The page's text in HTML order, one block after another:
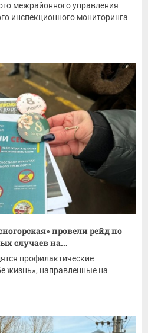
межрайонного управления
инспекционного мониторинга
провели рейд по
случаев на...
профилактические
жизнь», направленные на